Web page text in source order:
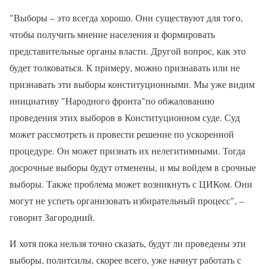
"Выборы – это всегда хорошо. Они существуют для того,
чтобы получить мнение населения и формировать
представительные органы власти. Другой вопрос, как это
будет толковаться. К примеру, можно признавать или не
признавать эти выборы конституционными. Мы уже видим
инициативу "Народного фронта"по обжалованию
проведения этих выборов в Конституционном суде. Суд
может рассмотреть и провести решение по ускоренной
процедуре. Он может признать их нелегитимными. Тогда
досрочные выборы будут отменены, и мы войдем в срочные
выборы. Также проблема может возникнуть с ЦИКом. Они
могут не успеть организовать избирательный процесс", –
говорит Загородний.
И хотя пока нельзя точно сказать, будут ли проведены эти
выборы, политсилы, скорее всего, уже начнут работать с